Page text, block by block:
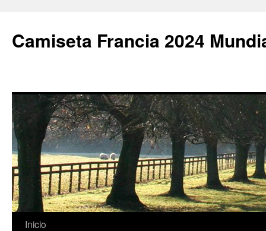
Camiseta Francia 2024
Saltar
Inicio